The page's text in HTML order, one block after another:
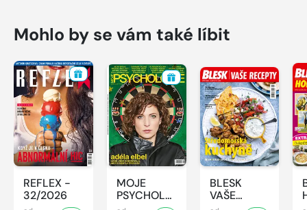
Mohlo by se vám také líbit
REFLEX -
32/2026
MOJE
PSYCHOLOGIE
BLESK
VAŠE